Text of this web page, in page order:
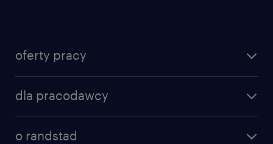
oferty pracy
specjalizacje
dla pracodawcy
o randstad